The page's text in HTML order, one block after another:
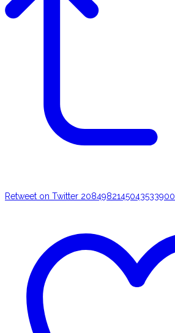
Retweet on Twitter 2084982145043533900